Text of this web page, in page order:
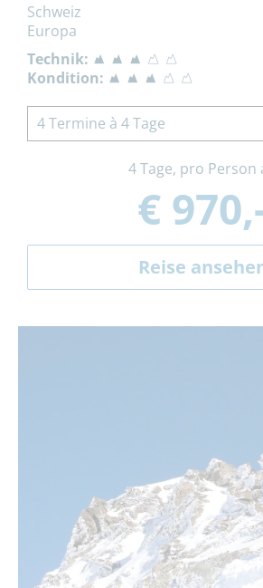
Schweiz
Europa
Technik:
Kondition:
4 Termine à 4 Tage
4 Tage, pro Person
€
Reise